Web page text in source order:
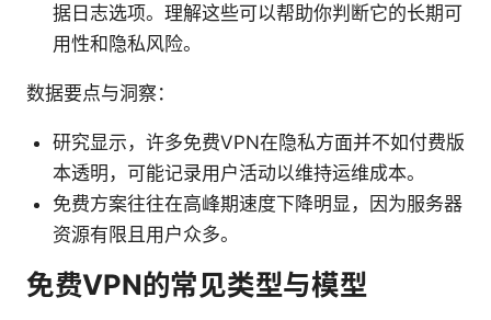
据日志选项。理解这些可以帮助你判断它的长期可
用性和隐私风险。
数据要点与洞察：
研究显示，许多免费VPN在隐私方面并不如付费版
本透明，可能记录用户活动以维持运维成本。
免费方案往往在高峰期速度下降明显，因为服务器
资源有限且用户众多。
免费VPN的常见类型与模型